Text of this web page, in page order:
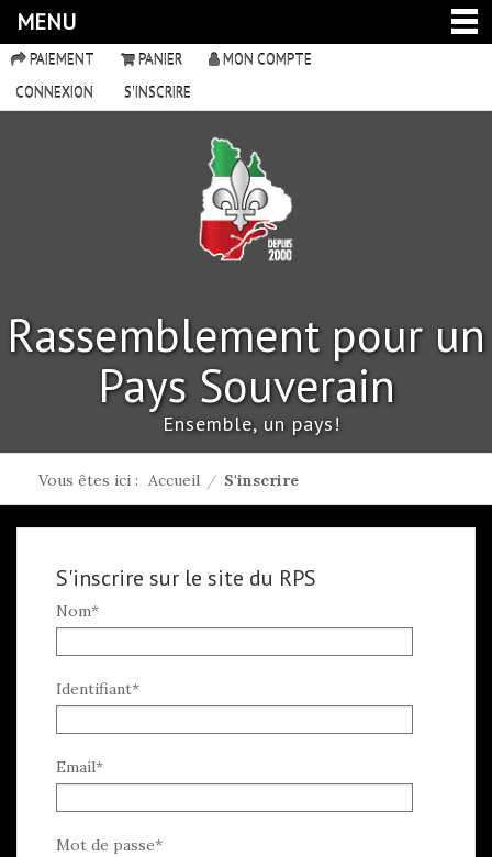
MENU
PAIEMENT PANIER
MON COMPTE
CONNEXION
S'INSCRIRE
Rassemblement pour un
Pays Souverain
Ensemble, un pays!
Vous êtes ici : Accueil / S'inscrire
S'inscrire sur le site du RPS
Nom*
Identifiant*
Email*
Mot de passe*